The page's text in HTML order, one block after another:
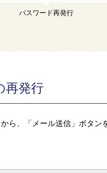
パスワード再発行
再発行
ら、「メール送信」ボタン